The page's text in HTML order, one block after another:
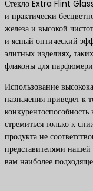
Стекло Extra Flint
и практически
железа и высокой
и ясный оптический
элитных изделиях,
флаконы для
Использование
назначения приведет к
стремиться только к
продукта не
представителями
вам наиболее